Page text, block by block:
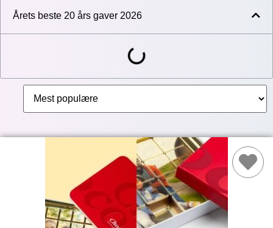
Årets beste 20 års gaver 2026